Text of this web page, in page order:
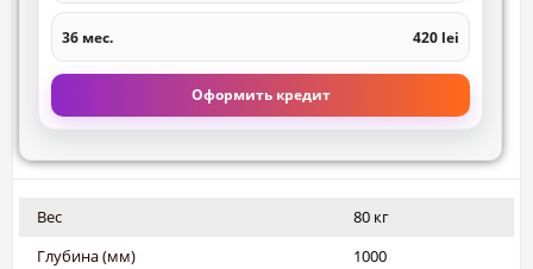
36 мес. 420 lei
Оформить кредит
Вес
80 кг
Глубина (мм)
1000